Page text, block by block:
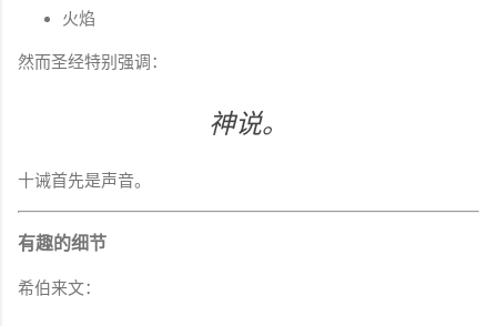
火焰
然而圣经特别强调：
神说。
十诫首先是声音。
有趣的细节
希伯来文：